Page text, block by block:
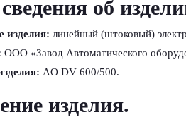
об
изделия: линейный (штоковый)
ООО «Завод Автоматического
AO DV 600/500.
изделия.